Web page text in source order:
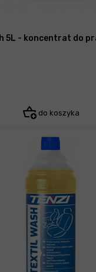
5L - koncentrat do
do koszyka